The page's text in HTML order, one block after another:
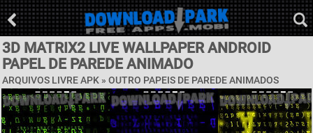
3D MATRIX2 LIVE WALLPAPER ANDROID
PAPEL DE PAREDE ANIMADO
ARQUIVOS LIVRE APK » OUTRO PAPEIS DE PAREDE ANIMADOS